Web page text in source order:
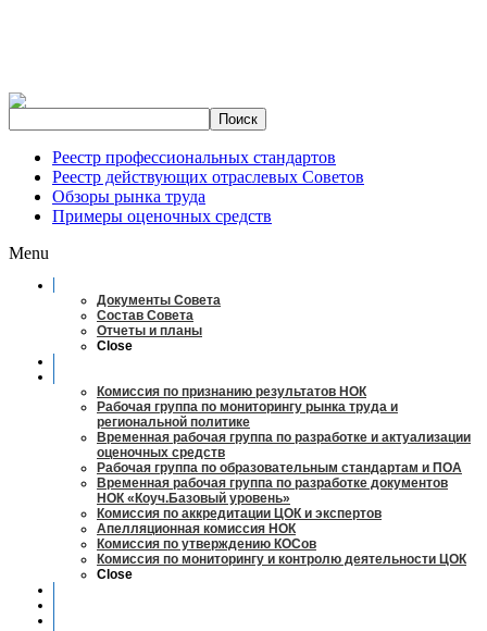
Реестр профессиональных стандартов
Реестр действующих отраслевых Советов
Обзоры рынка труда
Примеры оценочных средств
Menu
Документы Совета
Состав Совета
Отчеты и планы
Close
Комиссия по признанию результатов НОК
Рабочая группа по мониторингу рынка труда и
региональной политике
Временная рабочая группа по разработке и актуализации
оценочных средств
Рабочая группа по образовательным стандартам и ПОА
Временная рабочая группа по разработке документов
НОК «Коуч.Базовый уровень»
Комиссия по аккредитации ЦОК и экспертов
Апелляционная комиссия НОК
Комиссия по утверждению КОСов
Комиссия по мониторингу и контролю деятельности ЦОК
Close